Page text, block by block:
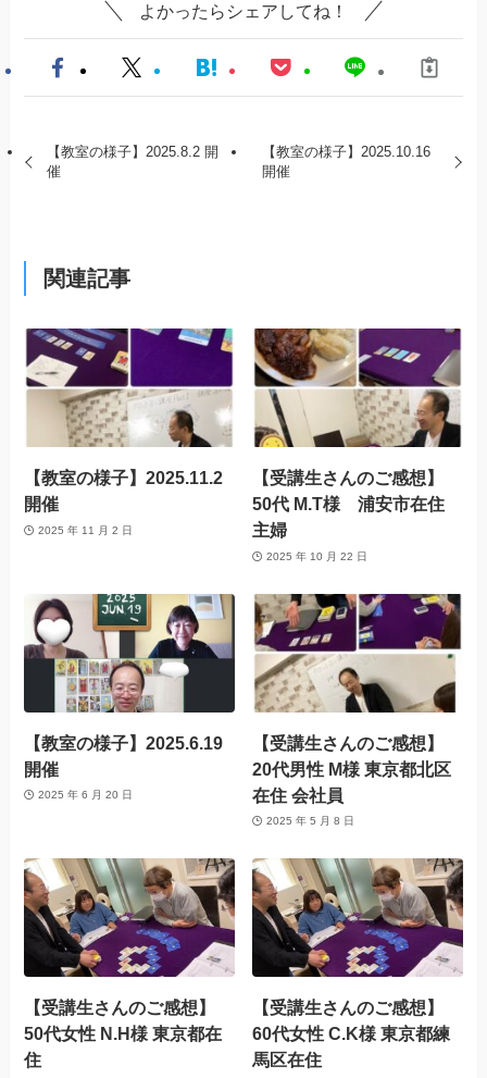
よかったらシェアしてね！
【教室の様子】2025.8.2 開
催
【教室の様子】2025.10.16
開催
関連記事
【教室の様子】2025.11.2
開催
2025 年 11 月 2 日
【受講生さんのご感想】
50代 M.T様 浦安市在住
主婦
2025 年 10 月 22 日
【教室の様子】2025.6.19
開催
2025 年 6 月 20 日
【受講生さんのご感想】
20代男性 M様 東京都北区
在住 会社員
2025 年 5 月 8 日
【受講生さんのご感想】
50代女性 N.H様 東京都在
住
【受講生さんのご感想】
60代女性 C.K様 東京都練
馬区在住